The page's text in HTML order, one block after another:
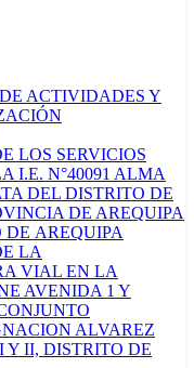
ACTIVIDADES Y
LOS SERVICIOS
I.E. N°40091 ALMA
DEL DISTRITO DE
DE AREQUIPA
DE AREQUIPA
LA
VIAL EN LA
AVENIDA 1 Y
ALVAREZ
Y II, DISTRITO DE